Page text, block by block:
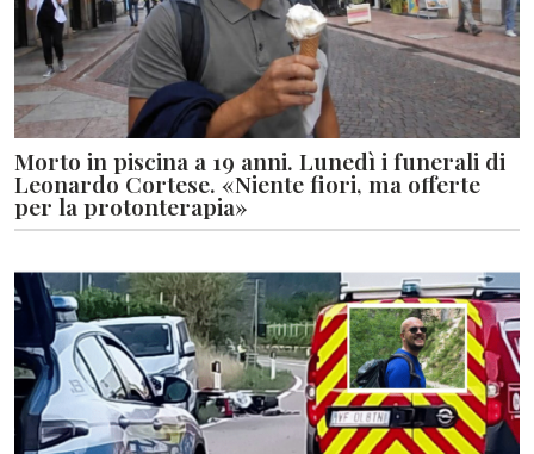
Morto in piscina a 19 anni. Lunedì i funerali di
Leonardo Cortese. «Niente fiori, ma offerte
per la protonterapia»